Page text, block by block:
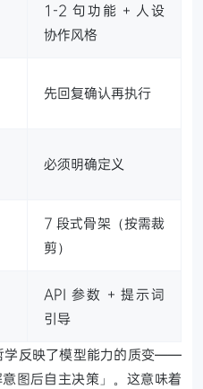
1-2 句功能 + 人设
协作风格
先回复确认再执行
必须明确定义
7 段式骨架（按需裁
剪）
API 参数 + 提示词
引导
学反映了模型能力的质变——
图后自主决策」。这意味着